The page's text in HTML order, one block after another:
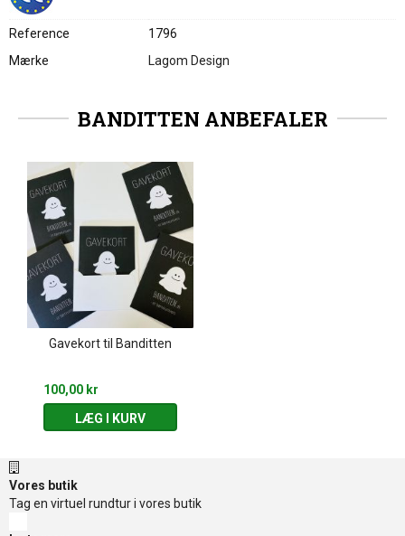
Reference
1796
Mærke
Lagom Design
BANDITTEN ANBEFALER
Gavekort til Banditten
100,00 kr
LÆG I KURV
Vores butik
Tag en virtuel rundtur i vores butik